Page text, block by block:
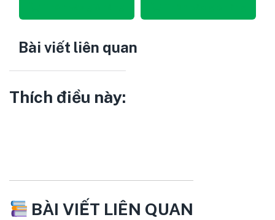
Bài viết liên quan
Thích điều này:
BÀI VIẾT LIÊN QUAN